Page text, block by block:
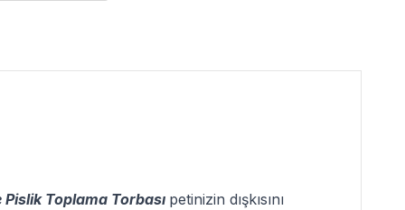
Pislik Toplama Torbası petinizin dışkısını